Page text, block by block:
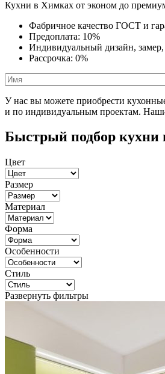
Кухни в Химках от эконом до
Фабричное качество ГОСТ и
Предоплата: 10%
Индивидуальный дизайн, замер,
Рассрочка: 0%
У нас вы можете приобрести
и по индивидуальным проектам. Наши
Быстрый подбор кухни
Цвет
Размер
Материал
Форма
Особенности
Стиль
Развернуть фильтры